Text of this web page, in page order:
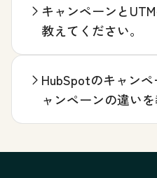
キャンペーンと
教えてください。
HubSpotのキャン
ャンペーンの違いを